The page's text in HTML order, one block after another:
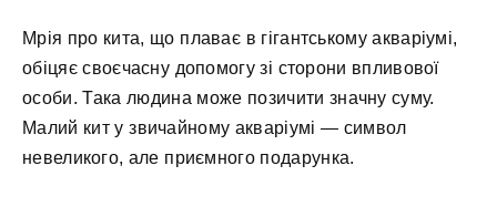
Мрія про кита, що плаває в гігантському акваріумі,
обіцяє своєчасну допомогу зі сторони впливової
особи. Така людина може позичити значну суму.
Малий кит у звичайному акваріумі — символ
невеликого, але приємного подарунка.